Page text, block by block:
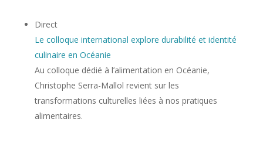
Direct
Le colloque international explore durabilité et identité
culinaire en Océanie
Au colloque dédié à l’alimentation en Océanie,
Christophe Serra-Mallol revient sur les
transformations culturelles liées à nos pratiques
alimentaires.